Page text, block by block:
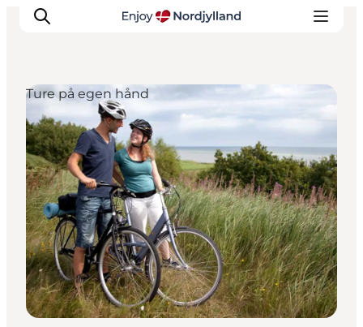
Oplevelser og aktiviteter
Planlæg din tur
Byer og steder
Guides
Det sker
For børn
Ture på egen hånd